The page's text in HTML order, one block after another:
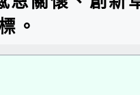
。